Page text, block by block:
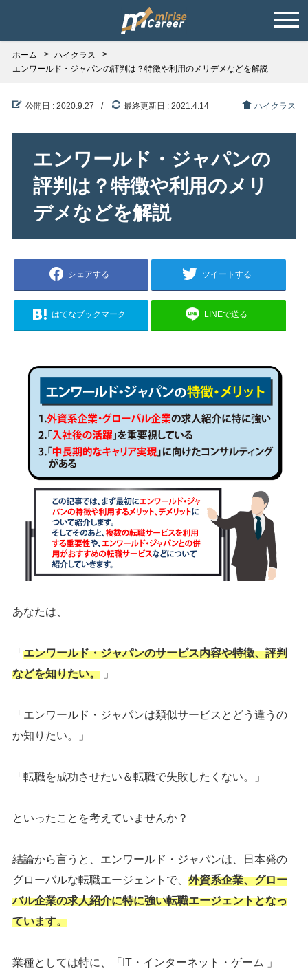
ホーム
ハイクラス
エンワールド・ジャパンの評判は？特徴や利用のメリデメなどを解説
公開日 : 2020.9.27 最終更新日 : 2021.4.14 ハイクラス
エンワールド・ジャパンの
評判は？特徴や利用のメリ
デメなどを解説
シェアする ツイートする
はてなブックマーク LINEで送る
あなたは、
「 エンワールド・ジャパンのサービス内容や特徴、評判
などを知りたい。」
「エンワールド・ジャパンは類似サービスとどう違うの
か知りたい。」
「転職を成功させたい＆転職で失敗したくない。」
といったことを考えていませんか？
結論から言うと、エンワールド・ジャパンは、日本発の
グローバルな転職エージェントで、 外資系企業、グロー
バル企業の求人紹介に特に強い転職エージェントとなっ
ています。
業種としては特に、「IT・インターネット・ゲーム 」